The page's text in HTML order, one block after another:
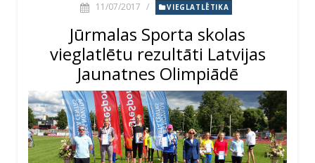
11/07/2017 / VIEGLATLĒTIKA
Jūrmalas Sporta skolas
vieglatlētu rezultāti Latvijas
Jaunatnes Olimpiādē